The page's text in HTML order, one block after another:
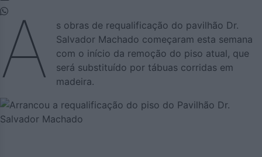
A
s obras de requalificação do pavilhão Dr.
Salvador Machado começaram esta semana
com o início da remoção do piso atual, que
será substituído por tábuas corridas em
madeira.